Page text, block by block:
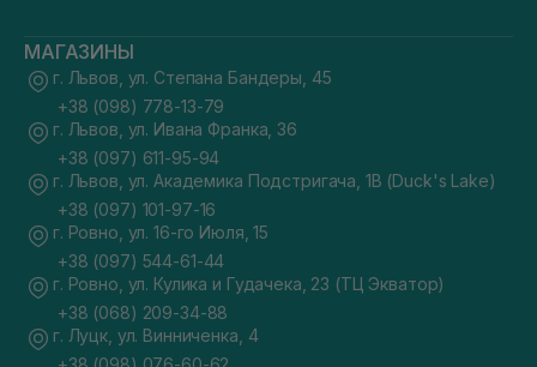
МАГАЗИНЫ
г. Львов, ул. Степана Бандеры, 45
+38 (098) 778-13-79
г. Львов, ул. Ивана Франка, 36
+38 (097) 611-95-94
г. Львов, ул. Академика Подстригача, 1В (Duck's Lake)
+38 (097) 101-97-16
г. Ровно, ул. 16-го Июля, 15
+38 (097) 544-61-44
г. Ровно, ул. Кулика и Гудачека, 23 (ТЦ Экватор)
+38 (068) 209-34-88
г. Луцк, ул. Винниченка, 4